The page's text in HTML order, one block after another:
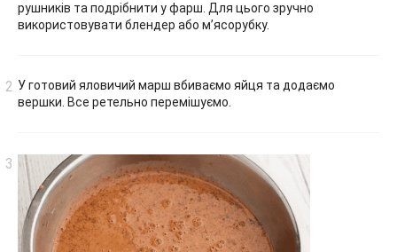
рушників та подрібнити у фарш. Для цього зручно
використовувати блендер або м’ясорубку.
У готовий яловичий марш вбиваємо яйця та додаємо
вершки. Все ретельно перемішуємо.